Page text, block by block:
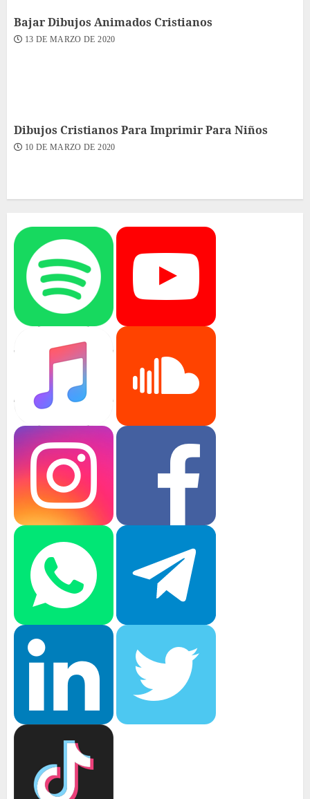
Bajar Dibujos Animados Cristianos
13 DE MARZO DE 2020
Dibujos Cristianos Para Imprimir Para Niños
10 DE MARZO DE 2020